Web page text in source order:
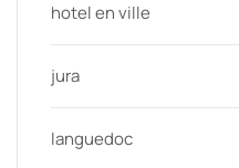
hotel en ville
jura
languedoc